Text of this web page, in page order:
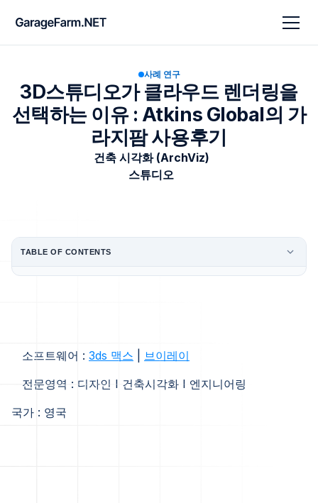
사례 연구
3D스튜디오가 클라우드 렌더링을
선택하는 이유 : Atkins Global의 가
라지팜 사용후기
건축 시각화 (ArchViz)
스튜디오
소프트웨어 : 3ds 맥스
브이레이
전문영역 : 디자인 I 건축시각화 I 엔지니어링
국가 : 영국‍
TABLE OF CONTENTS